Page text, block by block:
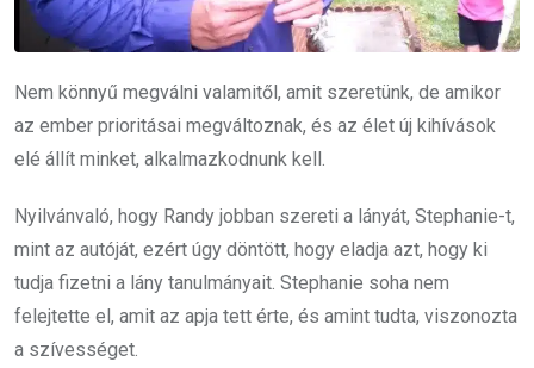
Nem könnyű megválni valamitől, amit szeretünk, de amikor
az ember prioritásai megváltoznak, és az élet új kihívások
elé állít minket, alkalmazkodnunk kell.
Nyilvánvaló, hogy Randy jobban szereti a lányát, Stephanie-t,
mint az autóját, ezért úgy döntött, hogy eladja azt, hogy ki
tudja fizetni a lány tanulmányait. Stephanie soha nem
felejtette el, amit az apja tett érte, és amint tudta, viszonozta
a szívességet.